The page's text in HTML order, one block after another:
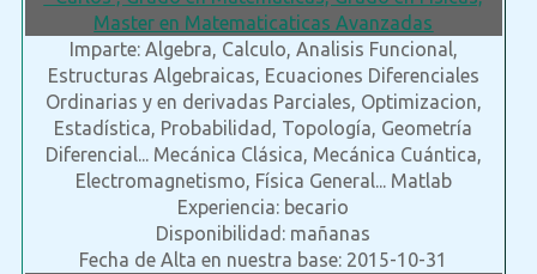
Master en Matematicaticas Avanzadas
Imparte: Algebra, Calculo, Analisis Funcional,
Estructuras Algebraicas, Ecuaciones Diferenciales
Ordinarias y en derivadas Parciales, Optimizacion,
Estadística, Probabilidad, Topología, Geometría
Diferencial... Mecánica Clásica, Mecánica Cuántica,
Electromagnetismo, Física General... Matlab
Experiencia: becario
Disponibilidad: mañanas
Fecha de Alta en nuestra base: 2015-10-31